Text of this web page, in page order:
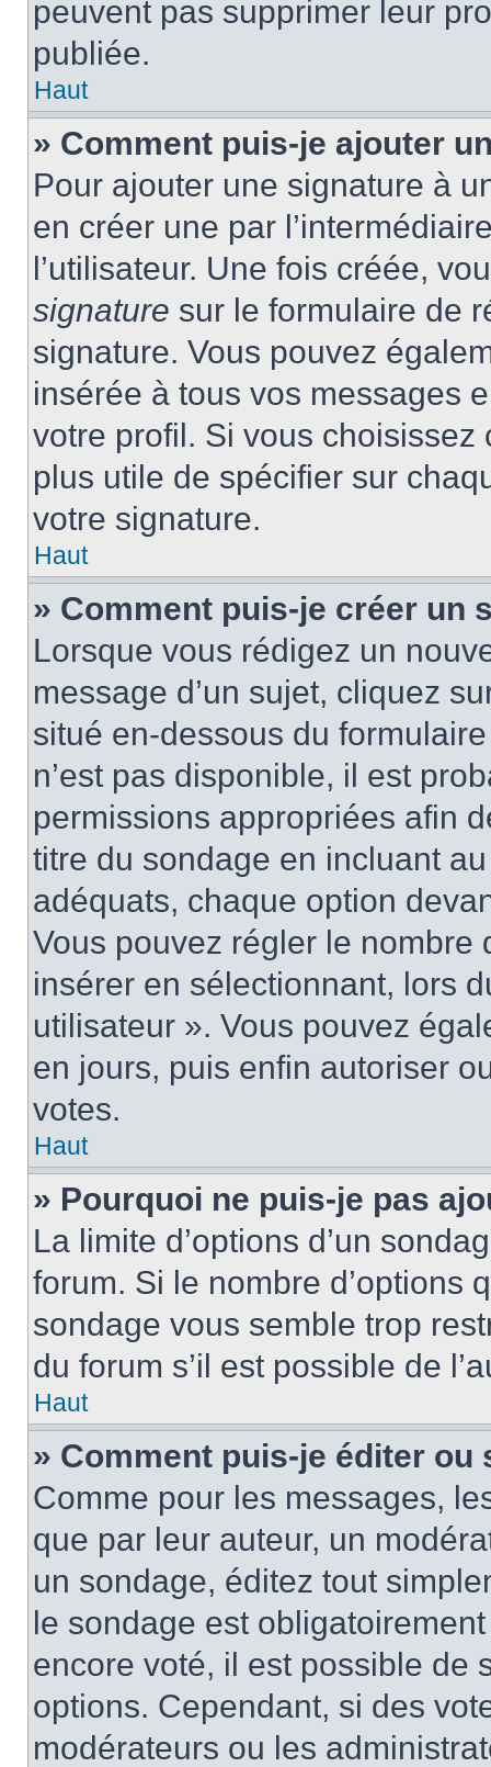
peuvent pas supprimer leur
publiée.
Haut
» Comment puis-je ajouter
Pour ajouter une signature à
en créer une par
l’utilisateur. Une fois créée,
signature sur le formulaire de
signature. Vous pouvez
insérée à tous vos messages
votre profil. Si vous
plus utile de spécifier sur
votre signature.
Haut
» Comment puis-je créer un
Lorsque vous rédigez un
message d’un sujet, cliquez
situé en-dessous du
n’est pas disponible, il est
permissions appropriées afin
titre du sondage en incluant
adéquats, chaque option
Vous pouvez régler le nombre
insérer en sélectionnant, lors
utilisateur ». Vous pouvez
en jours, puis enfin autoriser
votes.
Haut
» Pourquoi ne puis-je pas
La limite d’options d’un
forum. Si le nombre d’options
sondage vous semble trop
du forum s’il est possible de
Haut
» Comment puis-je éditer ou
Comme pour les messages,
que par leur auteur, un
un sondage, éditez tout
le sondage est
encore voté, il est possible de
options. Cependant, si des
modérateurs ou les